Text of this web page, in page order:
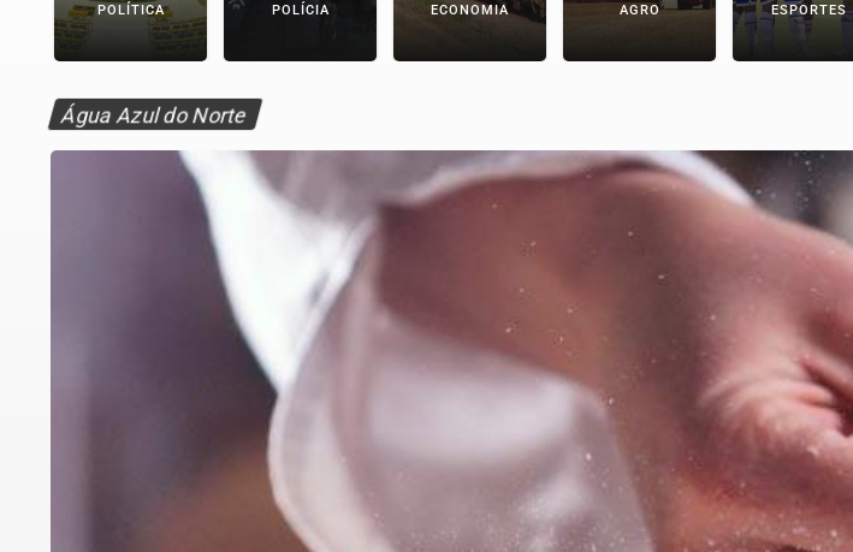
POLÍTICA POLÍCIA ECONOMIA AGRO ESPORTES
Água Azul do Norte